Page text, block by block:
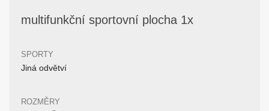
multifunkční sportovní plocha 1x
SPORTY
Jiná odvětví
ROZMĚRY